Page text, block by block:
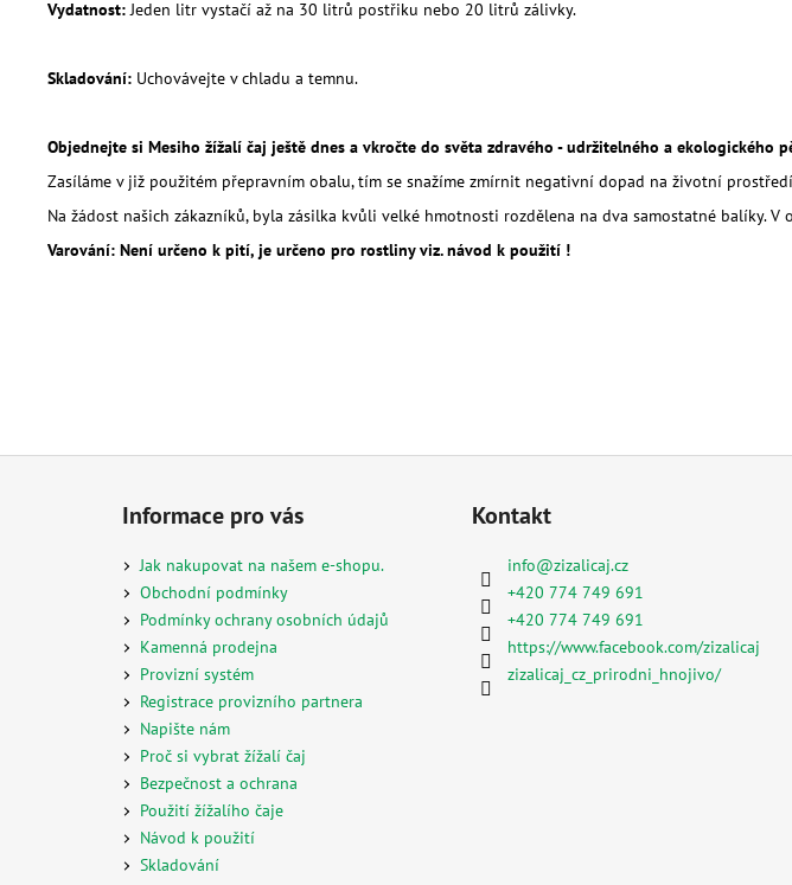
Vydatnost:Jeden litr vystačí až na 30 litrů postřiku nebo 20 litrů zálivky.
Skladování: Uchovávejte v chladu a temnu.
Objednejte si Mesiho žížalí čaj ještě dnes a vkročte do světa zdravého - udržitelného a ekologického
Zasíláme v již použitém přepravním obalu, tím se snažíme zmírnit negativní dopad na životní
Na žádost našich zákazníků, byla zásilka kvůli velké hmotnosti rozdělena na dva samostatné balíky.
Varování: Není určeno k pití, je určeno pro rostliny viz. návod k použití !
Informace pro vás
Jak nakupovat na našem e-shopu.
Obchodní podmínky
Podmínky ochrany osobních údajů
Kamenná prodejna
Provizní systém
Registrace provizního partnera
Napište nám
Proč si vybrat žížalí čaj
Bezpečnost a ochrana
Použití žížalího čaje
Návod k použití
Skladování
Kontakt
info@zizalicaj.cz
+420 774 749 691
+420 774 749 691
https://www.facebook.com/zizalicaj
zizalicaj_cz_prirodni_hnojivo/